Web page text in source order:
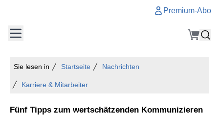
Premium-Abo
Sie lesen in Startseite Nachrichten
Karriere & Mitarbeiter
Fünf Tipps zum wertschätzenden Kommunizieren